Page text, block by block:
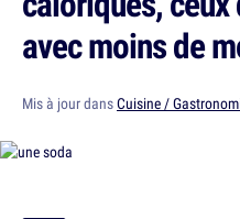
avec moins de
Mis à jour dansCuisine /